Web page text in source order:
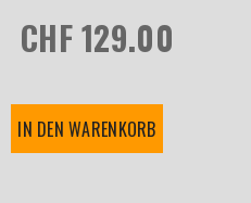
CHF 129.00
IN DEN WARENKORB